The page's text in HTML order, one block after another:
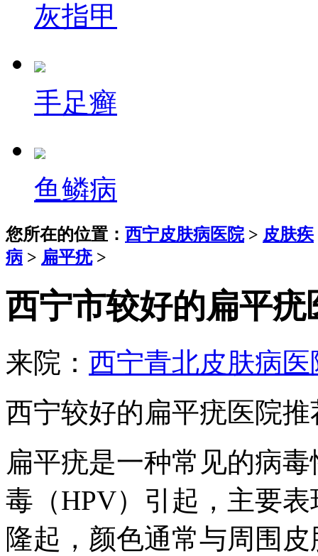
灰指甲
手足癣
鱼鳞病
您所在的位置： 西宁皮肤病医院> 皮肤疾
病 > 扁平疣>
西宁市较好的扁平疣
来院： 西宁青北皮肤病医
西宁较好的扁平疣医院推
扁平疣是一种常见的病
毒（HPV）引起，主要
隆起，颜色通常与周围